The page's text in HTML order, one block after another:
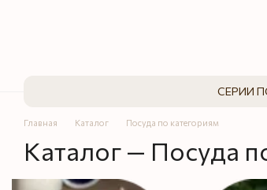
СЕРИИ
Главная Каталог Посуда по категориям
Каталог — Посуда